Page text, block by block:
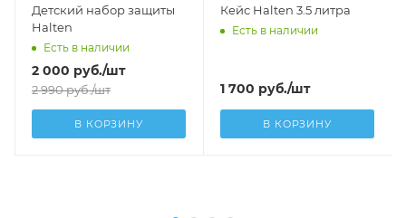
Детский набор защиты
Halten
Есть в наличии
2 000 руб./шт
2 990руб./шт
В КОРЗИНУ
Кейс Halten 3.5 литра
Есть в наличии
1 700 руб./шт
В КОРЗИНУ